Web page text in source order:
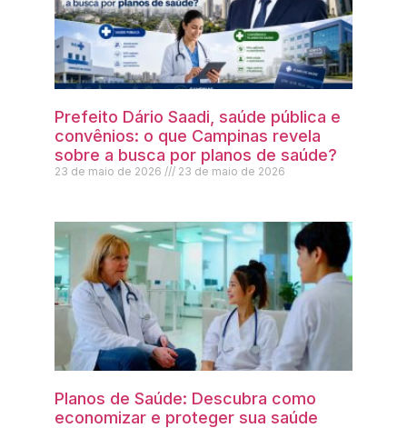
Prefeito Dário Saadi, saúde pública e
convênios: o que Campinas revela
sobre a busca por planos de saúde?
23 de maio de 2026 23 de maio de 2026
Planos de Saúde: Descubra como
economizar e proteger sua saúde